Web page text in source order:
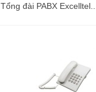
Tổng đài PABX Excelltel...